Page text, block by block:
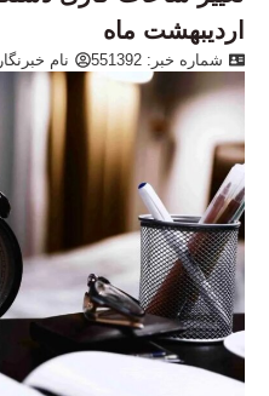
اردیبهشت ماه
شماره خبر: 551392 نام